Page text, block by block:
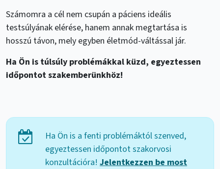
Számomra a cél nem csupán a páciens ideális
testsúlyának elérése, hanem annak megtartása is
hosszú távon, mely egyben életmód-váltással jár.
Ha Ön is túlsúly problémákkal küzd, egyeztessen
időpontot szakemberünkhöz!
Ha Ön is a fenti problémáktól szenved,
egyeztessen időpontot szakorvosi
konzultációra! Jelentkezzen be most